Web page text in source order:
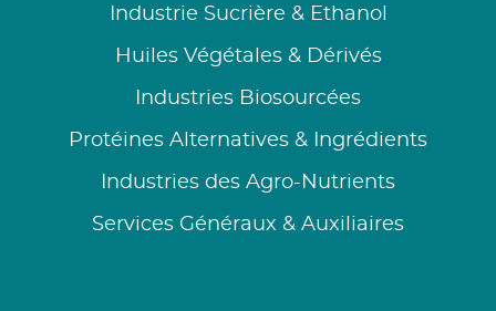
Industrie Sucrière & Ethanol
Huiles Végétales & Dérivés
Industries Biosourcées
Protéines Alternatives & Ingrédients
Industries des Agro-Nutrients
Services Généraux & Auxiliaires